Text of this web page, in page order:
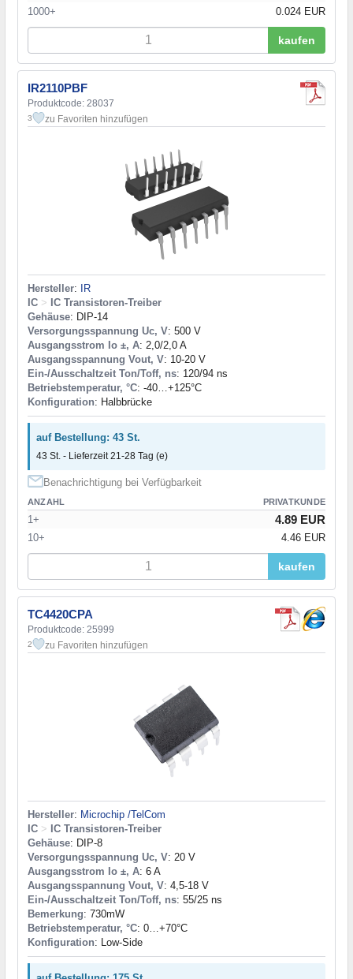
1000+
0.024 EUR
kaufen
IR2110PBF
Produktcode: 28037
3 zu Favoriten hinzufügen
Hersteller: IR
IC > IC Transistoren-Treiber
Gehäuse: DIP-14
Versorgungsspannung Uc, V: 500 V
Ausgangsstrom Io ±, A: 2,0/2,0 A
Ausgangsspannung Vout, V: 10-20 V
Ein-/Ausschaltzeit Ton/Toff, ns: 120/94 ns
Betriebstemperatur, °C: -40…+125°C
Konfiguration: Halbbrücke
auf Bestellung: 43 St.
43 St. - Lieferzeit 21-28 Tag (e)
Benachrichtigung bei Verfügbarkeit
ANZAHL PRIVATKUNDE
1+ 4.89 EUR
10+ 4.46 EUR
kaufen
TC4420CPA
Produktcode: 25999
2 zu Favoriten hinzufügen
Hersteller: Microchip /TelCom
IC > IC Transistoren-Treiber
Gehäuse: DIP-8
Versorgungsspannung Uc, V: 20 V
Ausgangsstrom Io ±, A: 6 A
Ausgangsspannung Vout, V: 4,5-18 V
Ein-/Ausschaltzeit Ton/Toff, ns: 55/25 ns
Bemerkung: 730mW
Betriebstemperatur, °C: 0…+70°C
Konfiguration: Low-Side